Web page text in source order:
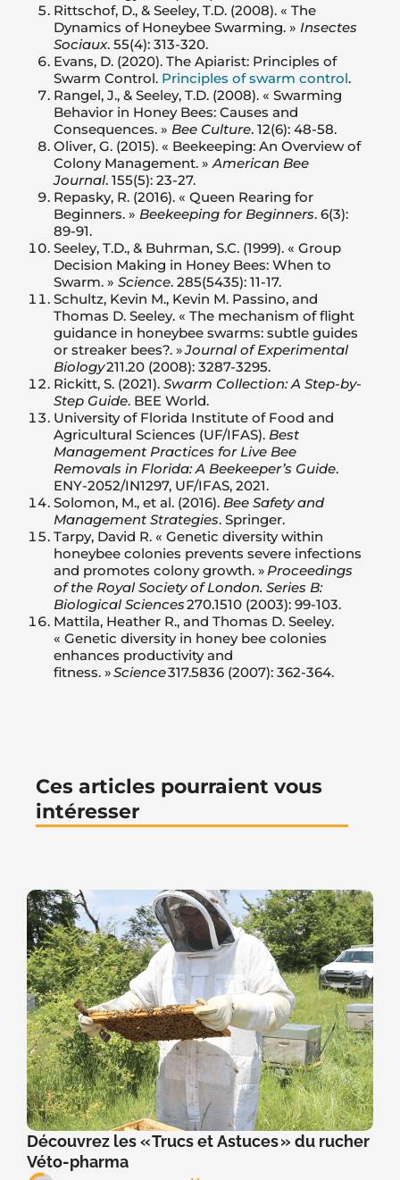
Rittschof, D., & Seeley, T.D. (2008). « The
Dynamics of Honeybee Swarming. » Insectes
Sociaux. 55(4): 313-320.
Evans, D. (2020). The Apiarist: Principles of
Swarm Control. Principles of swarm control.
Rangel, J., & Seeley, T.D. (2008). « Swarming
Behavior in Honey Bees: Causes and
Consequences. » Bee Culture. 12(6): 48-58.
Oliver, G. (2015). « Beekeeping: An Overview of
Colony Management. »American Bee
Journal. 155(5): 23-27.
Repasky, R. (2016). « Queen Rearing for
Beginners. » Beekeeping for Beginners. 6(3):
89-91.
Seeley, T.D., & Buhrman, S.C. (1999). « Group
Decision Making in Honey Bees: When to
Swarm. » Science. 285(5435): 11-17.
Schultz, Kevin M., Kevin M. Passino, and
Thomas D. Seeley. « The mechanism of flight
guidance in honeybee swarms: subtle guides
or streaker bees?. »Journal of Experimental
Biology211.20 (2008): 3287-3295.
Rickitt, S. (2021). Swarm Collection: A Step-by-
Step Guide. BEE World.
University of Florida Institute of Food and
Agricultural Sciences (UF/IFAS). Best
Management Practices for Live Bee
Removals in Florida: A Beekeeper’s Guide.
ENY-2052/IN1297, UF/IFAS, 2021.
Solomon, M., et al. (2016). Bee Safety and
Management Strategies. Springer.
Tarpy, David R. « Genetic diversity within
honeybee colonies prevents severe infections
and promotes colony growth. »Proceedings
of the Royal Society of London. Series B:
Biological Sciences270.1510 (2003): 99-103.
Mattila, Heather R., and Thomas D. Seeley.
« Genetic diversity in honey bee colonies
enhances productivity and
fitness. »Science317.5836 (2007): 362-364.
Ces articles pourraient vous
intéresser
Découvrez les « Trucs et Astuces » du rucher
Véto-pharma